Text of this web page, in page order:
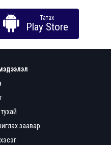
Татах
Play Store
заавар